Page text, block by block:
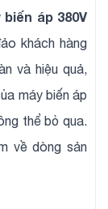
biến áp 380V
khách hàng
và hiệu quả,
máy biến áp
thể bỏ qua.
về dòng sản